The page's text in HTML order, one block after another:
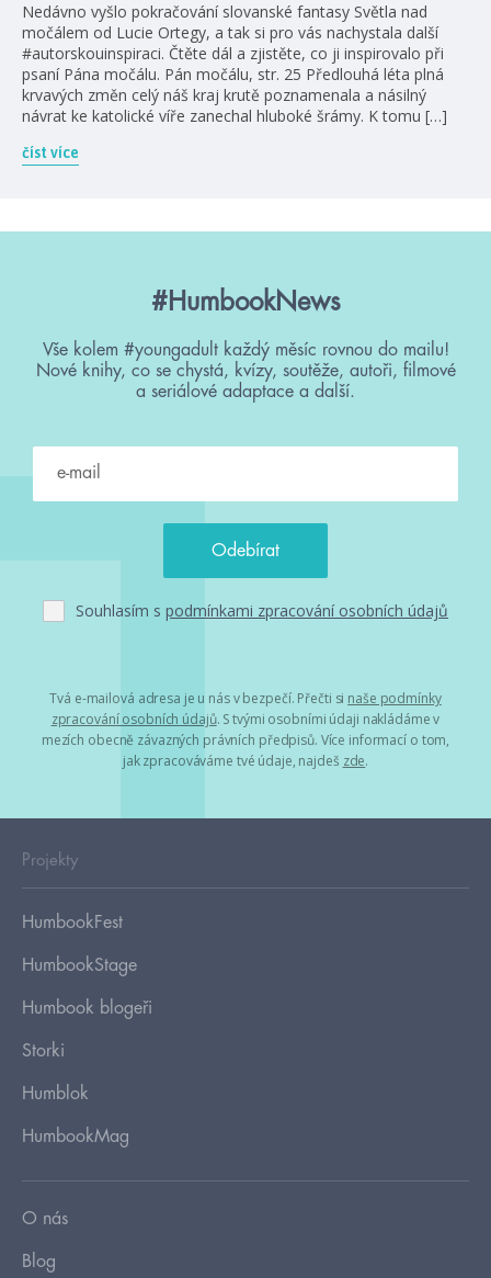
Nedávno vyšlo pokračování slovanské fantasy Světla nad
močálem od Lucie Ortegy, a tak si pro vás nachystala další
#autorskouinspiraci. Čtěte dál a zjistěte, co ji inspirovalo při
psaní Pána močálu. Pán močálu, str. 25 Předlouhá léta plná
krvavých změn celý náš kraj krutě poznamenala a násilný
návrat ke katolické víře zanechal hluboké šrámy. K tomu […]
číst více
#HumbookNews
Vše kolem #youngadult každý měsíc rovnou do mailu!
Nové knihy, co se chystá, kvízy, soutěže, autoři, filmové
a seriálové adaptace a další.
Souhlasím s podmínkami zpracování osobních údajů
Tvá e-mailová adresa je u nás v bezpečí. Přečti si naše podmínky
zpracování osobních údajů. S tvými osobními údaji nakládáme v
mezích obecně závazných právních předpisů. Více informací o tom,
jak zpracováváme tvé údaje, najdeš zde.
Projekty
HumbookFest
HumbookStage
Humbook blogeři
Storki
Humblok
HumbookMag
O nás
Blog